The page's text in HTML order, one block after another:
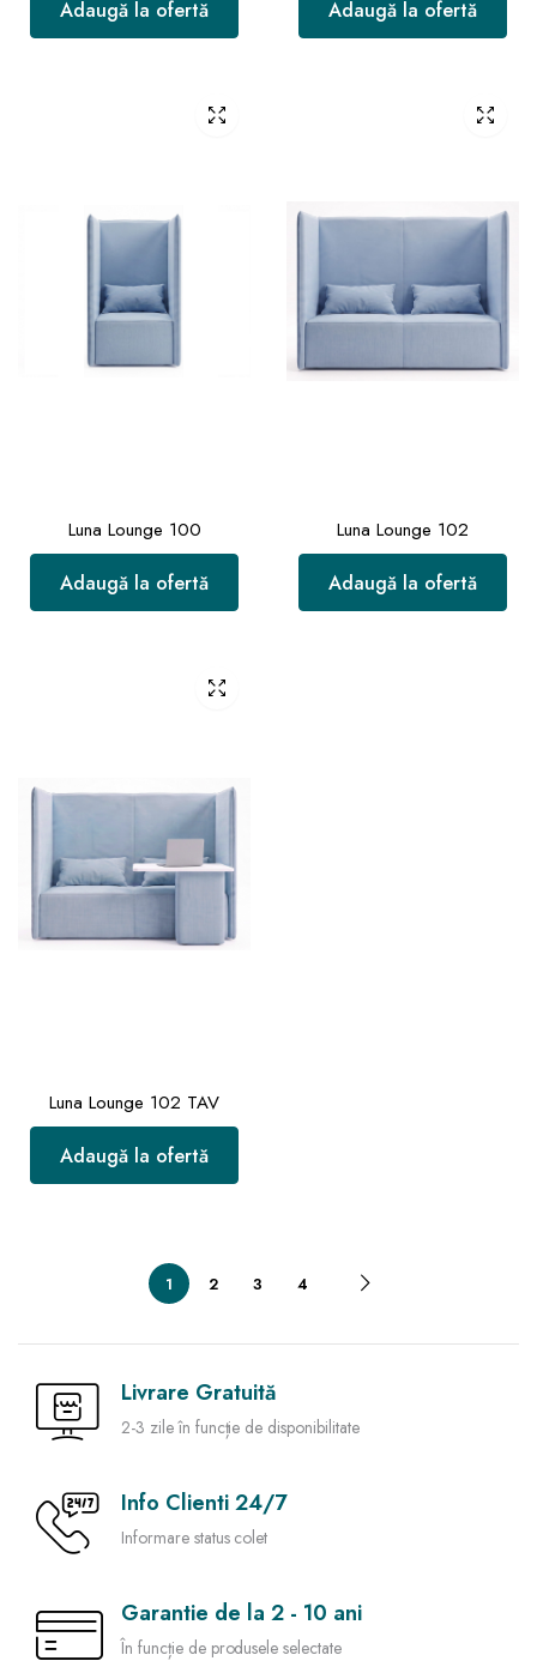
Adaugă la ofertă Adaugă la ofertă
Luna Lounge 100
Adaugă la ofertă
Luna Lounge 102
Adaugă la ofertă
Luna Lounge 102 TAV
Adaugă la ofertă
1 2 3 4
Livrare Gratuită
2-3 zile în funcție de disponibilitate
Info Clienti 24/7
Informare status colet
Garantie de la 2 - 10 ani
În funcție de produsele selectate